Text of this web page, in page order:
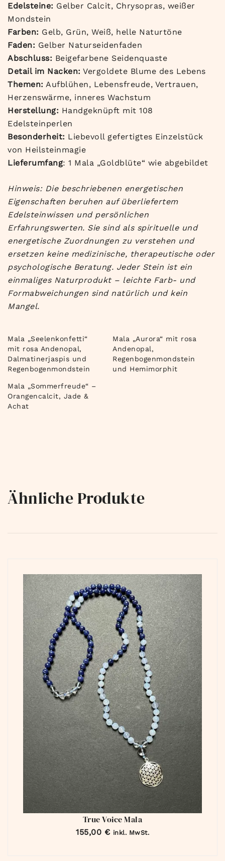
Edelsteine: Gelber Calcit, Chrysopras, weißer
Mondstein
Farben: Gelb, Grün, Weiß, helle Naturtöne
Faden: Gelber Naturseidenfaden
Abschluss: Beigefarbene Seidenquaste
Detail im Nacken: Vergoldete Blume des Lebens
Themen: Aufblühen, Lebensfreude, Vertrauen,
Herzenswärme, inneres Wachstum
Herstellung: Handgeknüpft mit 108
Edelsteinperlen
Besonderheit: Liebevoll gefertigtes Einzelstück
von Heilsteinmagie
Lieferumfang: 1 Mala „Goldblüte“ wie abgebildet
Hinweis: Die beschriebenen energetischen
Eigenschaften beruhen auf überliefertem
Edelsteinwissen und persönlichen
Erfahrungswerten. Sie sind als spirituelle und
energetische Zuordnungen zu verstehen und
ersetzen keine medizinische, therapeutische oder
psychologische Beratung. Jeder Stein ist ein
einmaliges Naturprodukt – leichte Farb- und
Formabweichungen sind natürlich und kein
Mangel.
Mala „Seelenkonfetti“
mit rosa Andenopal,
Dalmatinerjaspis und
Regenbogenmondstein
Mala „Aurora“ mit rosa
Andenopal,
Regenbogenmondstein
und Hemimorphit
Mala „Sommerfreude“ –
Orangencalcit, Jade &
Achat
Ähnliche Produkte
True Voice Mala
155,00 € inkl. MwSt.